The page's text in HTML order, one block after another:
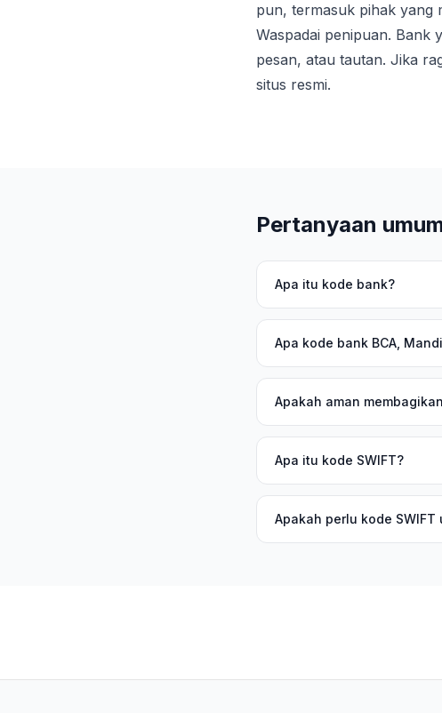
pun, termasuk pihak yang
Waspadai penipuan. Bank
pesan, atau tautan. Jika
situs resmi.
Pertanyaan
Apa itu kode bank?
Apa kode bank BCA,
Apakah aman
Apa itu kode SWIFT?
Apakah perlu kode